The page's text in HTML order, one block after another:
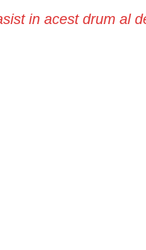
in acest drum al